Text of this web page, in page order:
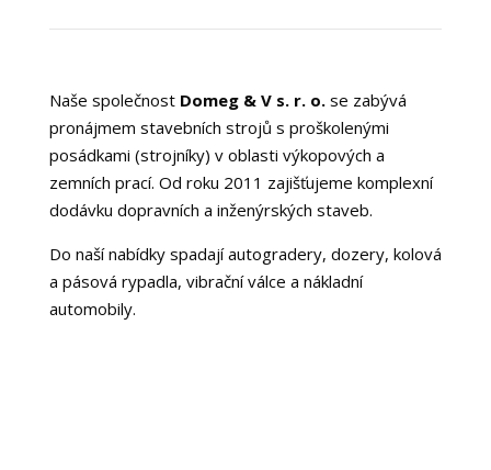
Naše společnost Domeg & V s. r. o.se zabývá
pronájmem stavebních strojů s proškolenými
posádkami (strojníky) v oblasti výkopových a
zemních prací. Od roku 2011 zajišťujeme komplexní
dodávku dopravních a inženýrských staveb.
Do naší nabídky spadají autogradery, dozery, kolová
a pásová rypadla, vibrační válce a nákladní
automobily.